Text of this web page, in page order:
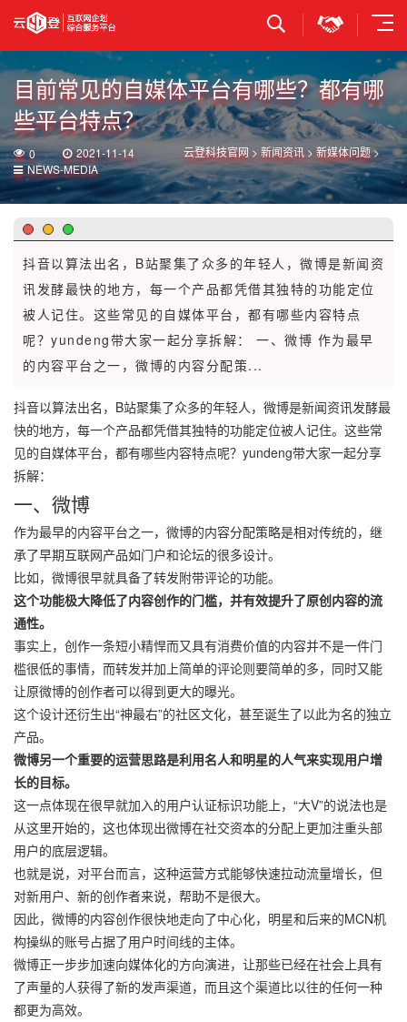
立即提交
目前常见的自媒体平台有哪些？都有哪
些平台特点？
云登科技官网 > 新闻资讯 > 新媒体问题>
0
2021-11-14
NEWS-MEDIA
抖音以算法出名，B站聚集了众多的年轻人，微博是新闻资
讯发酵最快的地方，每一个产品都凭借其独特的功能定位
被人记住。这些常见的自媒体平台，都有哪些内容特点
呢？yundeng带大家一起分享拆解： 一、微博 作为最早
的内容平台之一，微博的内容分配策...
抖音以算法出名，B站聚集了众多的年轻人，微博是新闻资讯发酵最
快的地方，每一个产品都凭借其独特的功能定位被人记住。这些常
见的自媒体平台，都有哪些内容特点呢？yundeng带大家一起分享
拆解：
一、微博
作为最早的内容平台之一，微博的内容分配策略是相对传统的，继
承了早期互联网产品如门户和论坛的很多设计。
比如，微博很早就具备了转发附带评论的功能。
这个功能极大降低了内容创作的门槛，并有效提升了原创内容的流
通性。
事实上，创作一条短小精悍而又具有消费价值的内容并不是一件门
槛很低的事情，而转发并加上简单的评论则要简单的多，同时又能
让原微博的创作者可以得到更大的曝光。
这个设计还衍生出“神最右”的社区文化，甚至诞生了以此为名的独立
产品。
微博另一个重要的运营思路是利用名人和明星的人气来实现用户增
长的目标。
这一点体现在很早就加入的用户认证标识功能上，“大V”的说法也是
从这里开始的，这也体现出微博在社交资本的分配上更加注重头部
用户的底层逻辑。
也就是说，对平台而言，这种运营方式能够快速拉动流量增长，但
对新用户、新的创作者来说，帮助不是很大。
因此，微博的内容创作很快地走向了中心化，明星和后来的MCN机
构操纵的账号占据了用户时间线的主体。
微博正一步步加速向媒体化的方向演进，让那些已经在社会上具有
了声量的人获得了新的发声渠道，而且这个渠道比以往的任何一种
都更为高效。